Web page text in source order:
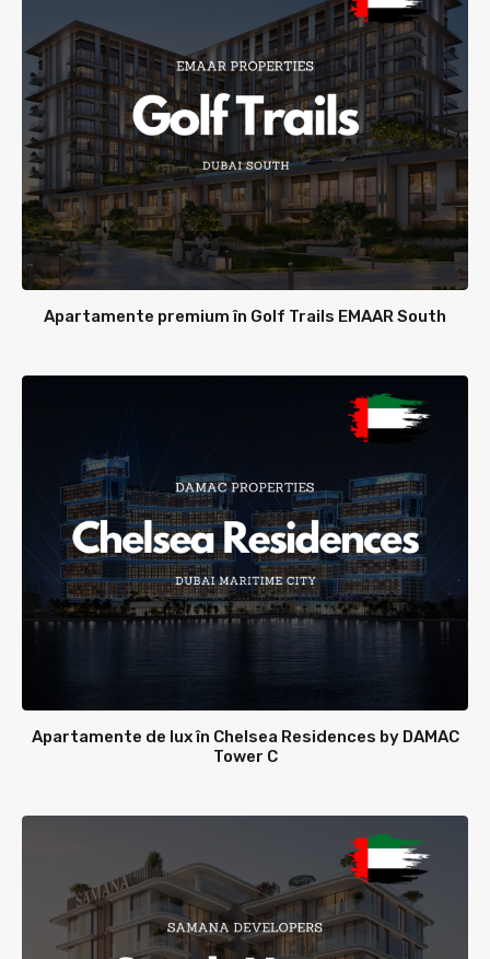
Apartamente premium în Golf Trails EMAAR South
Apartamente de lux în Chelsea Residences by DAMAC
Tower C